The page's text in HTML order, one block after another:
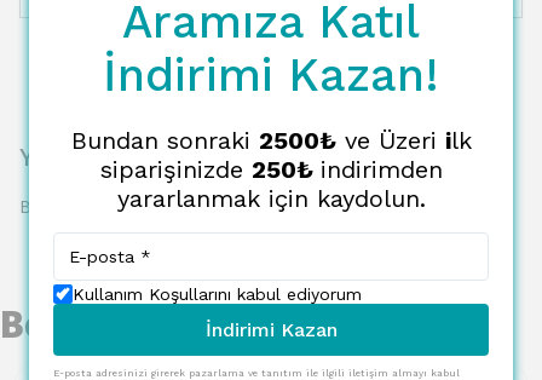
Yorumlar
Bu ürün için henüz yorum yapılmamış.
Benzer Ürünler
Aramıza Katıl
İndirimi Kazan!
Bundan sonraki 2500₺ve Üzeri ilk
siparişinizde 250₺ indirimden
yararlanmak için kaydolun.
Kullanım Koşullarını kabul ediyorum
İndirimi Kazan
E-posta adresinizi girerek pazarlama ve tanıtım ile ilgili iletişim almayı kabul